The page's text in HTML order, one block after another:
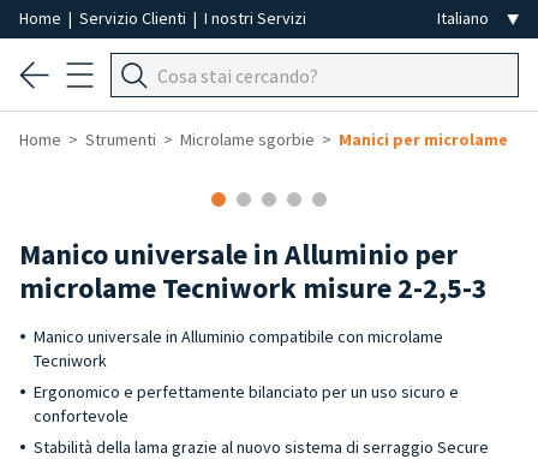
Home | Servizio Clienti | I nostri Servizi
Home Strumenti Microlame sgorbie Manici per microlame
Manico universale in Alluminio per
microlame Tecniwork misure 2-2,5-3
Manico universale in Alluminio compatibile con microlame
Tecniwork
Ergonomico e perfettamente bilanciato per un uso sicuro e
confortevole
Stabilità della lama grazie al nuovo sistema di serraggio Secure